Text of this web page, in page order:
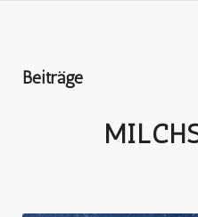
Beiträge